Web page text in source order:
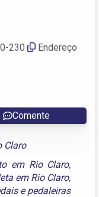
230
Endereço
Comente
Claro
em Rio Claro,
em Rio Claro,
e pedaleiras